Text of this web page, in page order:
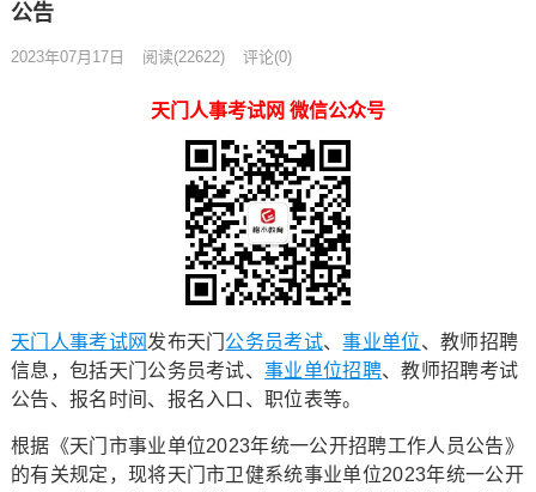
公告
2023年07月17日 阅读(22622) 评论(0)
天门人事考试网 微信公众号
天门人事考试网 发布天门 公务员考试、事业单位、教师招聘
信息，包括天门公务员考试、事业单位招聘、教师招聘考试
公告、报名时间、报名入口、职位表等。
根据《天门市事业单位2023年统一公开招聘工作人员公告》
的有关规定，现将天门市卫健系统事业单位2023年统一公开